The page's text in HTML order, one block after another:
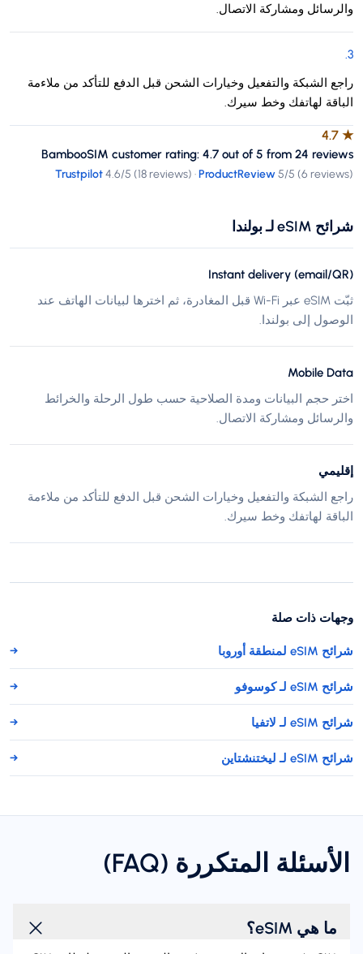
والرسائل ومشاركة الاتصال.
3
.
راجع الشبكة والتفعيل وخيارات الشحن قبل الدفع للتأكد من ملاءمة
الباقة لهاتفك وخط سيرك.
★
4.7
BambooSIM customer rating: 4.7 out of 5 from 24 reviews
Trustpilot4.6/5 (18 reviews) ·ProductReview5/5 (6 reviews)
شرائح eSIM لـ بولندا
Instant delivery (email/QR)
ثبّت eSIM عبر Wi-Fi قبل المغادرة، ثم اخترها لبيانات الهاتف عند
الوصول إلى بولندا.
Mobile Data
اختر حجم البيانات ومدة الصلاحية حسب طول الرحلة والخرائط
والرسائل ومشاركة الاتصال.
إقليمي
راجع الشبكة والتفعيل وخيارات الشحن قبل الدفع للتأكد من ملاءمة
الباقة لهاتفك وخط سيرك.
وجهات ذات صلة
شرائح eSIM لمنطقة أوروبا →
شرائح eSIM لـ كوسوفو →
شرائح eSIM لـ لاتفيا →
شرائح eSIM لـ ليختنشتاين →
الأسئلة المتكررة (FAQ)
ما هي eSIM؟